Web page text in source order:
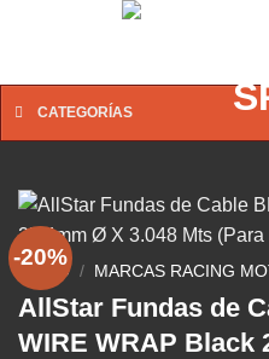
CATEGORÍAS
-20%
INICIO / MARCAS RACING
AllStar Fundas de
WIRE WRAP Black